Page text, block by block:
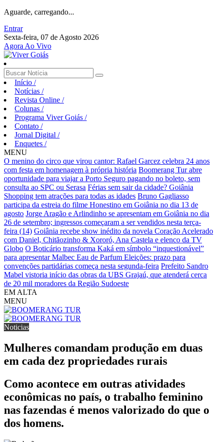
Aguarde, carregando...
Entrar
Sexta-feira, 07 de Agosto 2026
Agora Ao Vivo
Início /
Notícias /
Revista Online /
Colunas /
Programa Viver Goiás /
Contato /
Jornal Digital /
Enquetes /
MENU
O menino do circo que virou cantor: Rafael Garcez celebra 24 anos
com festa em homenagem à própria história Boomerang Tur abre
oportunidade para viajar a Porto Seguro pagando no boleto, sem
consulta ao SPC ou Serasa Férias sem sair da cidade? Goiânia
Shopping tem atrações para todas as idades Bruno Gagliasso
participa da estreia do filme Honestino em Goiânia no dia 13 de
agosto Jorge Aragão e Arlindinho se apresentam em Goiânia no dia
26 de setembro; ingressos começaram a ser vendidos nesta terça-
feira (14) Goiânia recebe show inédito da novela Coração Acelerado
com Daniel, Chitãozinho & Xororó, Ana Castela e elenco da TV
Globo O Boticário transforma Kaká em símbolo “inquestionável”
para apresentar Malbec Eau de Parfum Eleições: prazo para
convenções partidárias começa nesta segunda-feira Prefeito Sandro
Mabel vistoria início das obras da UBS Grajaú, que atenderá cerca
de 20 mil moradores da Região Sudoeste
EM ALTA
MENU
Noticias
Mulheres comandam produção em duas
em cada dez propriedades rurais
Como acontece em outras atividades
econômicas no país, o trabalho feminino
nas fazendas é menos valorizado do que o
dos homens.